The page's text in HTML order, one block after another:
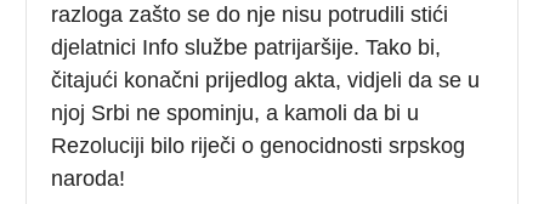
razloga zašto se do nje nisu potrudili stići
djelatnici Info službe patrijaršije. Tako bi,
čitajući konačni prijedlog akta, vidjeli da se u
njoj Srbi ne spominju, a kamoli da bi u
Rezoluciji bilo riječi o genocidnosti srpskog
naroda!